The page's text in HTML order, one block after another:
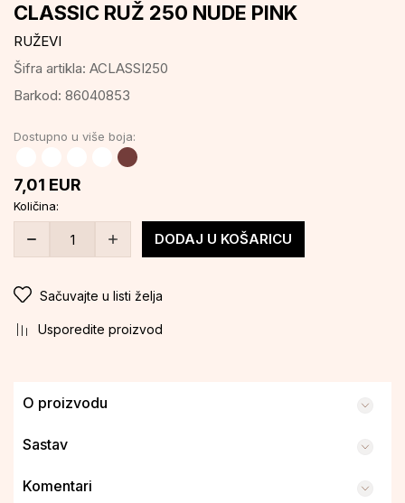
CLASSIC RUŽ 250 NUDE PINK
RUŽEVI
Šifra artikla: ACLASSI250
Barkod: 86040853
7,01 EUR
Dostupno u više boja:
Količina:
DODAJ U KOŠARICU
Sačuvajte u listi želja
Usporedite proizvod
O proizvodu
Sastav
Komentari